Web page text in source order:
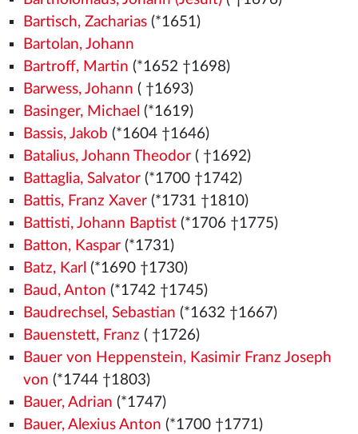
Bartisch, Zacharias(*1651)
Bartolan, Johann
Bartroff, Martin (*1652 †1698)
Barwess, Johann ( †1693)
Basinger, Michael (*1619)
Bassis, Jakob (*1604 †1646)
Batalius, Johann Theodor( †1692)
Battaglia, Salvator(*1700 †1742)
Battis, Franz Xaver(*1731 †1810)
Battisti, Johann Baptist(*1706 †1775)
Batton, Kaspar(*1731)
Batz, Karl (*1690 †1730)
Baud, Anton (*1742 †1745)
Baudrechsel, Sebastian (*1632 †1667)
Bauenstett, Franz ( †1726)
Bauer von Heppenstein, Kasimir Franz Joseph
von (*1744 †1803)
Bauer, Adrian (*1747)
Bauer, Alexius Anton (*1700 †1771)